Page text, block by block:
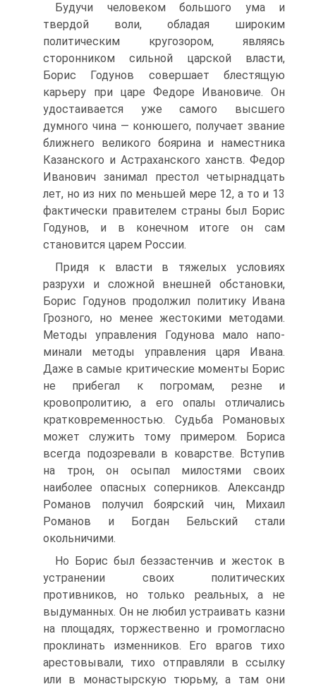
Будучи человеком большого ума и
твердой воли, обладая широким
политическим кругозором, являясь
сторонником сильной царской влас­ти,
Борис Годунов совершает блестящую
карьеру при царе Федоре Ивановиче. Он
удостаивается уже самого высшего
думного чина — ко­нюшего, получает звание
ближнего великого боярина и наместника
Ка­занского и Астраханского ханств. Федор
Иванович занимал престол че­тырнадцать
лет, но из них по меньшей мере 12, а то и 13
фактически правителем страны был Борис
Годунов, и в конечном итоге он сам
становится царем России.
Придя к власти в тяжелых условиях
разрухи и сложной внешней обстановки,
Борис Годунов продолжил политику Ивана
Грозного, но менее жестокими методами.
Методы управления Годунова мало напо­
минали методы управления царя Ивана.
Даже в самые критические моменты Борис
не прибегал к погромам, резне и
кровопролитию, а его опалы отличались
кратковременностью. Судьба Романовых
может служить тому примером. Бориса
всегда подозревали в коварстве. Всту­пив
на трон, он осыпал милостями своих
наиболее опасных соперников. Александр
Романов получил боярский чин, Михаил
Романов и Богдан Бельский стали
окольничими.
Но Борис был беззастенчив и жесток в
устранении своих полити­ческих
противников, но только реальных, а не
выдуманных. Он не любил устраивать казни
на площадях, торжественно и громогласно
проклинать изменников. Его врагов тихо
арестовывали, тихо отправляли в ссылку
или в монастырскую тюрьму, а там они